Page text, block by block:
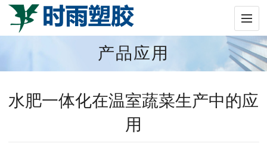
产品应用
水肥一体化在温室蔬菜生产中的应
用